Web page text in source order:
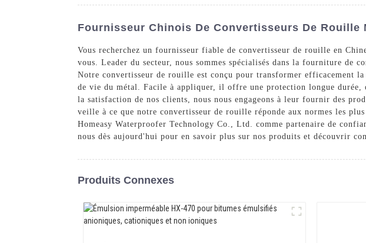
Fournisseur Chinois De Convertisseurs De
Vous recherchez un fournisseur fiable de convertisseur de rouille en
vous. Leader du secteur, nous sommes spécialisés dans la fourniture de
Notre convertisseur de rouille est conçu pour transformer efficacement
de vie du métal. Facile à appliquer, il offre une protection longue
la satisfaction de nos clients, nous nous engageons à leur fournir des
veille à ce que notre convertisseur de rouille réponde aux normes les
Homeasy Waterproofer Technology Co., Ltd. comme partenaire de
nous dès aujourd'hui pour en savoir plus sur nos produits et découvrir
Produits Connexes